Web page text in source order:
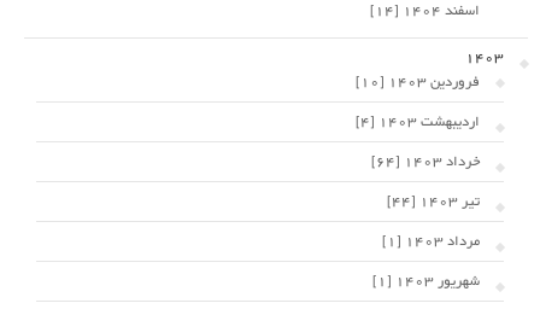
اسفند 1404 [14]
1403
فروردین 1403 [10]
اردیبهشت 1403 [4]
خرداد 1403 [64]
تیر 1403 [44]
مرداد 1403 [1]
شهریور 1403 [1]